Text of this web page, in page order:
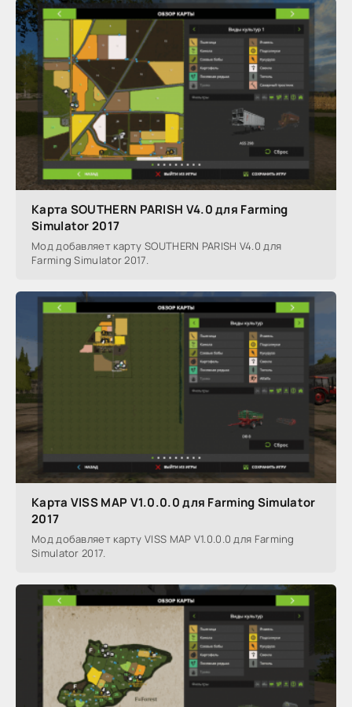
Карта SOUTHERN PARISH V4.0 для Farming
Simulator 2017
Мод добавляет карту SOUTHERN PARISH V4.0 для
Farming Simulator 2017.
Карта VISS MAP V1.0.0.0 для Farming Simulator
2017
Мод добавляет карту VISS MAP V1.0.0.0 для Farming
Simulator 2017.